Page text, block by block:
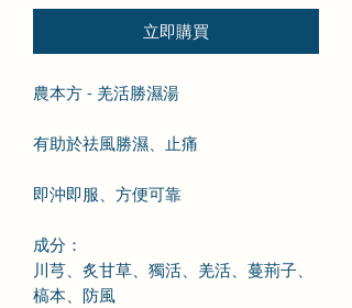
立即購買
農本方 - 羌活勝濕湯
有助於祛風勝濕、止痛
即沖即服、方便可靠
成分：
川芎、炙甘草、獨活、羌活、蔓荊子、
槁本、防風